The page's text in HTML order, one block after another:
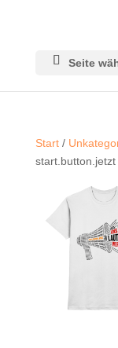
Seite
Start/